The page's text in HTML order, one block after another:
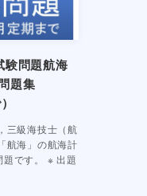
験問題航海
題集
三級海技士（航
航海」の航海計
です。 ※ 出題